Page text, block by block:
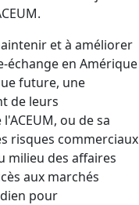
et à améliorer
échange en Amérique
future, une
de leurs
ou de sa
risques commerciaux
milieu des affaires
aux marchés
pour